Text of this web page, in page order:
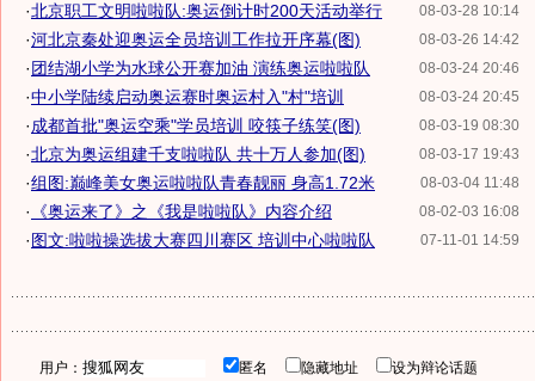
08-03-28 10:14
·北京职工文明啦啦队:奥运倒计时200天活动举行
08-03-26 14:42
·河北京秦处迎奥运全员培训工作拉开序幕(图)
08-03-24 20:46
·团结湖小学为水球公开赛加油 演练奥运啦啦队
08-03-24 20:45
·中小学陆续启动奥运赛时奥运村入"村"培训
08-03-19 08:30
·成都首批"奥运空乘"学员培训 咬筷子练笑(图)
08-03-17 19:43
·北京为奥运组建千支啦啦队 共十万人参加(图)
08-03-04 11:48
·组图:巅峰美女奥运啦啦队青春靓丽 身高1.72米
08-02-03 16:08
· 《奥运来了》之《我是啦啦队》内容介绍
07-11-01 14:59
·图文:啦啦操选拔大赛四川赛区 培训中心啦啦队
用户： 匿名 隐藏地址
设为辩论话题